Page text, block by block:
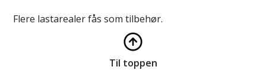
Flere lastarealer fås som tilbehør.
Til toppen